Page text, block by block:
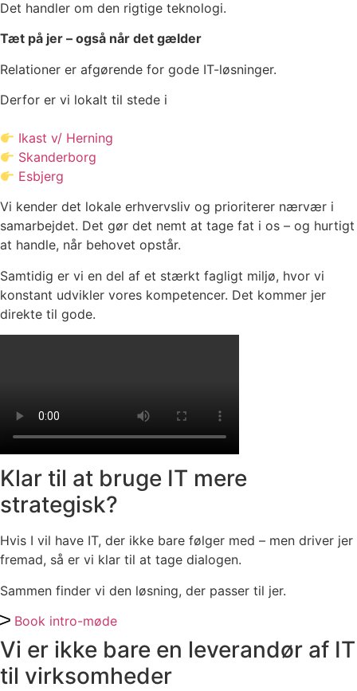
Det handler om den rigtige teknologi.
Tæt på jer – også når det gælder
Relationer er afgørende for gode IT-løsninger.
Derfor er vi lokalt til stede i
Ikast v/ Herning
Skanderborg
Esbjerg
Vi kender det lokale erhvervsliv og prioriterer nærvær i
samarbejdet. Det gør det nemt at tage fat i os – og hurtigt
at handle, når behovet opstår.
Samtidig er vi en del af et stærkt fagligt miljø, hvor vi
konstant udvikler vores kompetencer. Det kommer jer
direkte til gode.
Klar til at bruge IT mere
strategisk?
Hvis I vil have IT, der ikke bare følger med – men driver jer
fremad, så er vi klar til at tage dialogen.
Sammen finder vi den løsning, der passer til jer.
Book intro-møde
Vi er ikke bare en leverandør af IT
til virksomheder